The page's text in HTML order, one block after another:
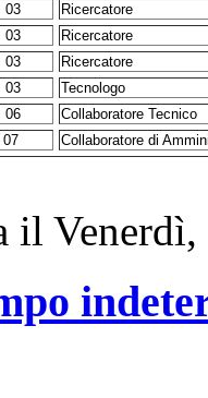
03
Ricercatore
03
Ricercatore
03
Ricercatore
03
Tecnologo
06
Collaboratore Tecnico
07 Collaboratore di